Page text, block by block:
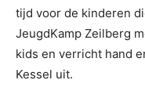
tijd voor de kinderen
JeugdKamp Zeilberg
kids en verricht hand
Kessel uit.